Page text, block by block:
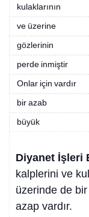
kulaklarının
ve üzerine
gözlerinin
perde inmiştir
Onlar için vardır
bir azab
büyük
Diyanet İşleri
kalplerini ve
üzerinde de
azap vardır.